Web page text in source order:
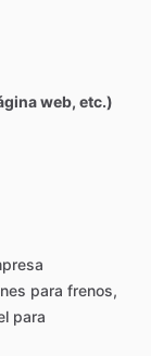
web, etc.)
para frenos,
para